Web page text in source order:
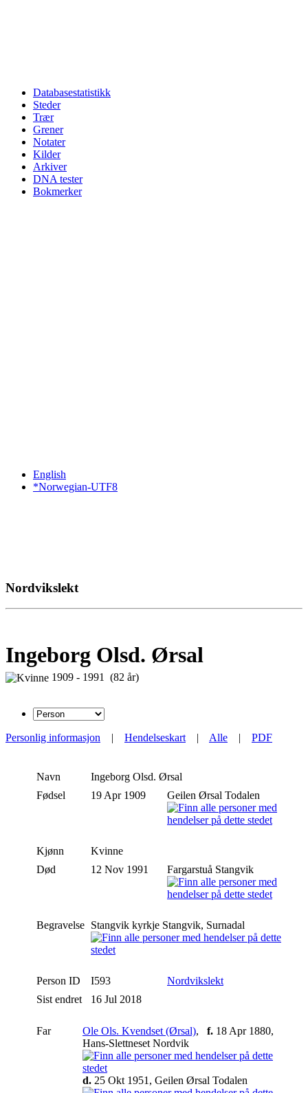
Databasestatistikk
Steder
Trær
Grener
Notater
Kilder
Arkiver
DNA tester
Bokmerker
English
*Norwegian-UTF8
Nordvikslekt
Ingeborg Olsd. Ørsal
1909 - 1991 (82 år)
Personlig informasjon | Hendelseskart | Alle | PDF
Navn Ingeborg Olsd. Ørsal
Fødsel
19 Apr 1909 Geilen Ørsal Todalen
Kjønn
Kvinne
Død
12 Nov 1991 Fargarstuå Stangvik
Begravelse Stangvik kyrkje Stangvik, Surnadal
Person ID I593
Nordvikslekt
Sist endret
16 Jul 2018
Far Ole Ols. Kvendset (Ørsal), f. 18 Apr 1880,
Hans-Slettneset Nordvik
d. 25 Okt 1951, Geilen Ørsal Todalen